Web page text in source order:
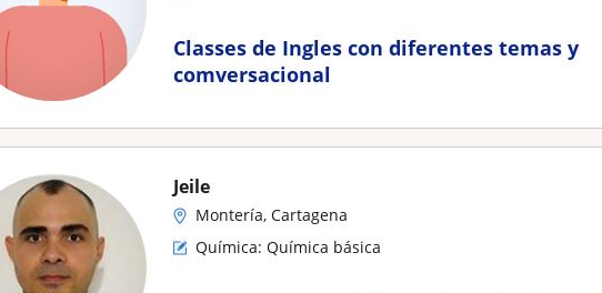
Classes de Ingles con diferentes temas y
comversacional
Jeile
Montería, Cartagena
Química: Química básica